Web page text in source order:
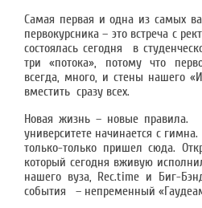
Самая первая и одна из самых
первокурсника – это встреча с
состоялась сегодня в
три «потока», потому что
всегда, много, и стены нашего
вместить сразу всех.
Новая жизнь – новые
университете начинается с
только-только пришел сюда.
который сегодня вживую
нашего вуза, Rec.time и Биг-
события – непременный